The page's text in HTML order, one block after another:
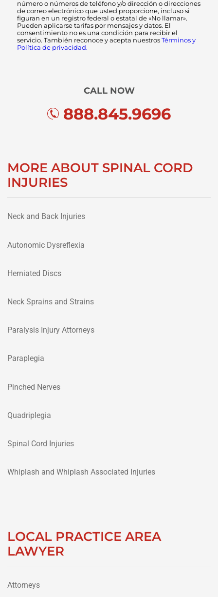
número o números de teléfono y/o dirección o direcciones
de correo electrónico que usted proporcione, incluso si
figuran en un registro federal o estatal de «No llamar».
Pueden aplicarse tarifas por mensajes y datos. El
consentimiento no es una condición para recibir el
servicio. También reconoce y acepta nuestros Términos y
Política de privacidad.
CALL NOW
888.845.9696
MORE ABOUT SPINAL CORD
INJURIES
Neck and Back Injuries
Autonomic Dysreflexia
Herniated Discs
Neck Sprains and Strains
Paralysis Injury Attorneys
Paraplegia
Pinched Nerves
Quadriplegia
Spinal Cord Injuries
Whiplash and Whiplash Associated Injuries
LOCAL PRACTICE AREA
LAWYER
Attorneys